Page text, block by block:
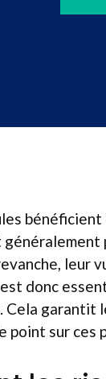
leur
est donc
Cela
point sur ces